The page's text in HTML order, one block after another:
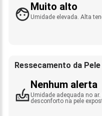
Muito alto
Umidade elevada. Alta
Ressecamento da Pele
Nenhum alerta
Umidade adequada no
desconforto na pele